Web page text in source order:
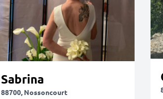
Sabrina
88700, Nossoncourt